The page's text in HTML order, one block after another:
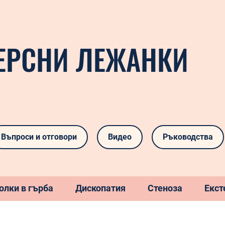
ЛЕЖАНКИ
Въпроси и отговори Видео Ръководства
в гърба Дископатия Стеноза